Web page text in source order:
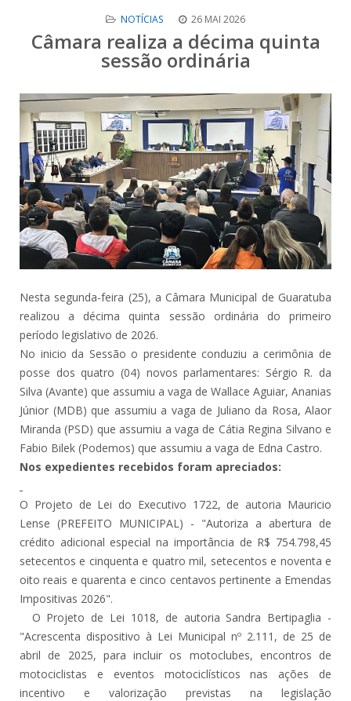
NOTÍCIAS 26 MAI 2026
Câmara realiza a décima quinta
sessão ordinária
Nesta segunda-feira (25), a Câmara Municipal de Guaratuba
realizou a décima quinta sessão ordinária do primeiro
período legislativo de 2026.
No inicio da Sessão o presidente conduziu a cerimônia de
posse dos quatro (04) novos parlamentares: Sérgio R. da
Silva (Avante) que assumiu a vaga de Wallace Aguiar, Ananias
Júnior (MDB) que assumiu a vaga de Juliano da Rosa, Alaor
Miranda (PSD) que assumiu a vaga de Cátia Regina Silvano e
Fabio Bilek (Podemos) que assumiu a vaga de Edna Castro.
Nos expedientes recebidos foram apreciados:
O Projeto de Lei do Executivo 1722, de autoria Mauricio
Lense (PREFEITO MUNICIPAL) - "Autoriza a abertura de
crédito adicional especial na importância de R$ 754.798,45
setecentos e cinquenta e quatro mil, setecentos e noventa e
oito reais e quarenta e cinco centavos pertinente a Emendas
Impositivas 2026".
O Projeto de Lei 1018, de autoria Sandra Bertipaglia -
"Acrescenta dispositivo à Lei Municipal nº 2.111, de 25 de
abril de 2025, para incluir os motoclubes, encontros de
motociclistas e eventos motociclísticos nas ações de
incentivo e valorização previstas na legislação